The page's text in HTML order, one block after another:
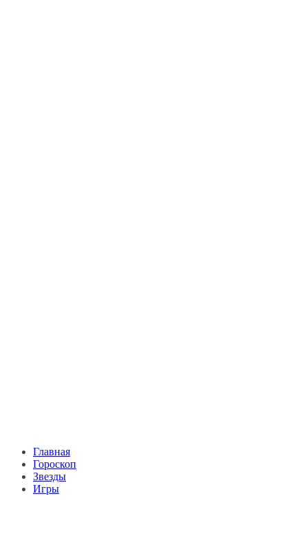
Главная
Гороскоп
Звезды
Игры